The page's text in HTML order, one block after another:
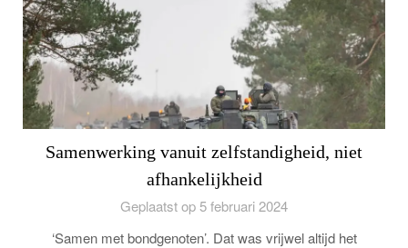
Samenwerking vanuit zelfstandigheid, niet
afhankelijkheid
Geplaatst op 5 februari 2024
‘Samen met bondgenoten’. Dat was vrijwel altijd het